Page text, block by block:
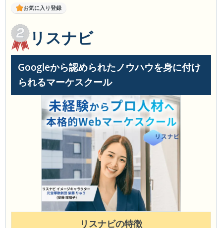
お気に入り登録
リスナビ
Googleから認められたノウハウを身に付け
られるマーケスクール
リスナビの特徴